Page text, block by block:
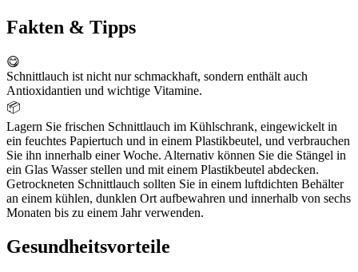
Fakten & Tipps
😋
Schnittlauch ist nicht nur schmackhaft, sondern enthält auch
Antioxidantien und wichtige Vitamine.
📦
Lagern Sie frischen Schnittlauch im Kühlschrank, eingewickelt in
ein feuchtes Papiertuch und in einem Plastikbeutel, und verbrauchen
Sie ihn innerhalb einer Woche. Alternativ können Sie die Stängel in
ein Glas Wasser stellen und mit einem Plastikbeutel abdecken.
Getrockneten Schnittlauch sollten Sie in einem luftdichten Behälter
an einem kühlen, dunklen Ort aufbewahren und innerhalb von sechs
Monaten bis zu einem Jahr verwenden.
Gesundheitsvorteile